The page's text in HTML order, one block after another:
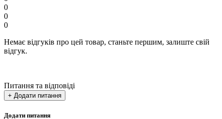
0
0
0
Немає відгуків про цей товар, станьте першим, залиште свій
відгук.
Питання та відповіді
+ Додати питання
Додати питання